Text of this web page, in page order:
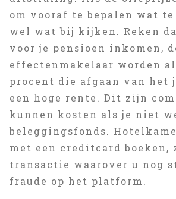
om vooraf te bepalen wat
wel wat bij kijken. Reken
voor je pensioen inkomen,
effectenmakelaar worden
procent die afgaan van het
een hoge rente. Dit zijn
kunnen kosten als je niet
beleggingsfonds.
met een creditcard
transactie waarover u nog
fraude op het platform.